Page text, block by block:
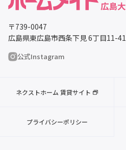
〒739-0047
広島県東広島市西条下見 6丁目11-41
公式Instagram
ネクストホーム 賃貸サイト
プライバシーポリシー